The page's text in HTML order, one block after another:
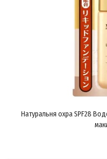
Натуральня охра SPF28